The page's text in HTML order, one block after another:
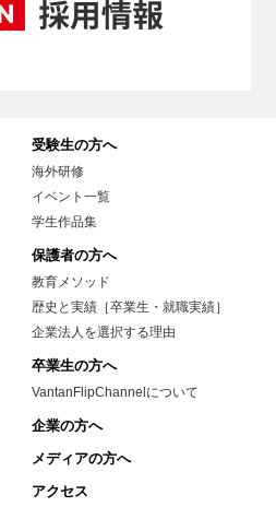
受験生の方へ
海外研修
イベント一覧
学生作品集
保護者の方へ
教育メソッド
歴史と実績［卒業生・就職実績］
企業法人を選択する理由
卒業生の方へ
VantanFlipChannelについて
企業の方へ
メディアの方へ
アクセス